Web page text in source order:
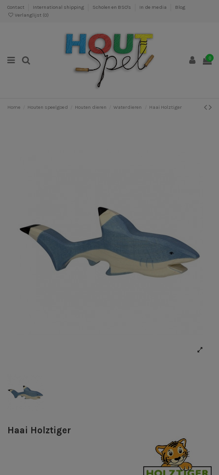
Contact International shipping Scholen en BSO's In de media
Blog
Verlanglijst (0)
0
Home Houten speelgoed Houten dieren Waterdieren Haai Holztiger
Haai Holztiger